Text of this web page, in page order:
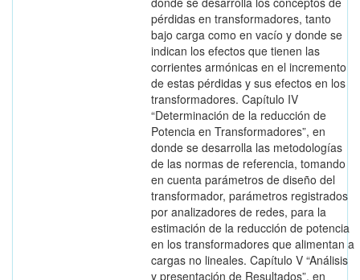
pérdidas en transformadores, tanto
bajo carga como en vacío y donde se
indican los efectos que tienen las
corrientes armónicas en el incremento
de estas pérdidas y sus efectos en los
transformadores. Capítulo IV
“Determinación de la reducción de
Potencia en Transformadores”, en
donde se desarrolla las metodologías
de las normas de referencia, tomando
en cuenta parámetros de diseño del
transformador, parámetros registrados
por analizadores de redes, para la
estimación de la reducción de potencia
en los transformadores que alimentan a
cargas no lineales. Capítulo V “Análisis
y presentación de Resultados”, en